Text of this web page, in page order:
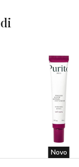
Novo